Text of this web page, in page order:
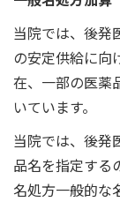
当院では、後発
の安定供給に向
在、一部の医薬
いています。
当院では、後発
品名を指定する
名処方一般的な